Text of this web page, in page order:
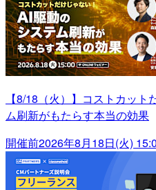
【8/18（火）】コストカッ
ム刷新がもたらす本当の効果
開催前2026年8月18日(火)